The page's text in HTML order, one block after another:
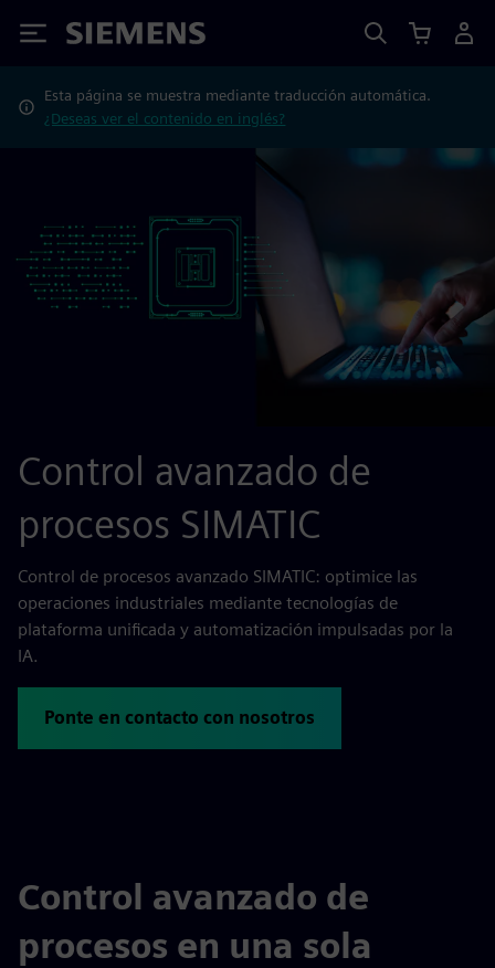
Siemens
Esta página se muestra mediante traducción automática.
¿Deseas ver el contenido en inglés?
Control avanzado de
procesos SIMATIC
Control de procesos avanzado SIMATIC: optimice las
operaciones industriales mediante tecnologías de
plataforma unificada y automatización impulsadas por la
IA.
Ponte en contacto con nosotros
Control avanzado de
procesos en una sola